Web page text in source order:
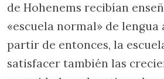
de Hohenems recibían
«escuela normal» de lengua
partir de entonces, la
satisfacer también las